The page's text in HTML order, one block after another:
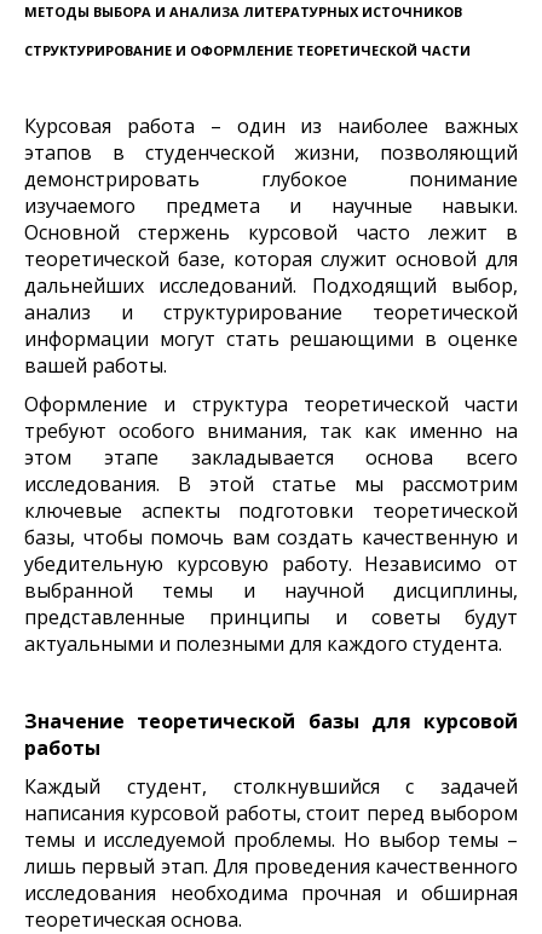
МЕТОДЫ ВЫБОРА И АНАЛИЗА ЛИТЕРАТУРНЫХ ИСТОЧНИКОВ
СТРУКТУРИРОВАНИЕ И ОФОРМЛЕНИЕ ТЕОРЕТИЧЕСКОЙ ЧАСТИ
Курсовая работа – один из наиболее важных
этапов в студенческой жизни, позволяющий
демонстрировать глубокое понимание
изучаемого предмета и научные навыки.
Основной стержень курсовой часто лежит в
теоретической базе, которая служит основой для
дальнейших исследований. Подходящий выбор,
анализ и структурирование теоретической
информации могут стать решающими в оценке
вашей работы.
Оформление и структура теоретической части
требуют особого внимания, так как именно на
этом этапе закладывается основа всего
исследования. В этой статье мы рассмотрим
ключевые аспекты подготовки теоретической
базы, чтобы помочь вам создать качественную и
убедительную курсовую работу. Независимо от
выбранной темы и научной дисциплины,
представленные принципы и советы будут
актуальными и полезными для каждого студента.
Значение теоретической базы для курсовой
работы
Каждый студент, столкнувшийся с задачей
написания курсовой работы, стоит перед выбором
темы и исследуемой проблемы. Но выбор темы –
лишь первый этап. Для проведения качественного
исследования необходима прочная и обширная
теоретическая основа.